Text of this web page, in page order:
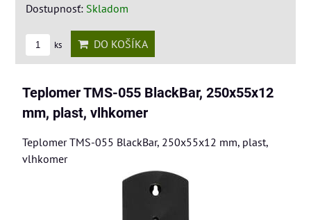
Dostupnosť: Skladom
ks DO KOŠÍKA
Teplomer TMS-055 BlackBar, 250x55x12
mm, plast, vlhkomer
Teplomer TMS-055 BlackBar, 250x55x12 mm, plast,
vlhkomer